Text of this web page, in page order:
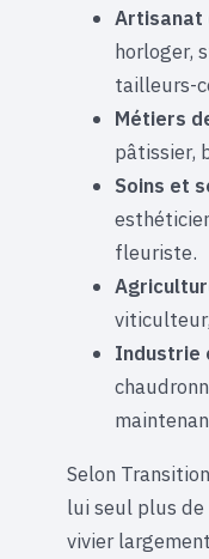
Artisanat
horloger,
tailleurs-
Métiers
pâtissier,
Soins et
fleuriste.
Industrie
Selon
lui seul plus
vivier